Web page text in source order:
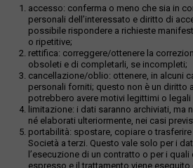
accesso: conferma o meno che sia in
personali dell’interessato e diritto di
possibile rispondere a richieste
o ripetitive;
rettifica: correggere/ottenere la
obsoleti e di completarli, se incompleti;
cancellazione/oblio: ottenere, in alcuni
personali forniti; questo non è un diritto
potrebbero avere motivi legittimi o legali
limitazione: i dati saranno archiviati, ma
né elaborati ulteriormente, nei casi
portabilità: spostare, copiare o
Società a terzi. Questo vale solo per i
l’esecuzione di un contratto o per i
espresso e il trattamento viene